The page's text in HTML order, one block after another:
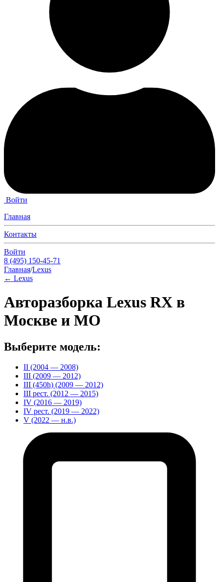
Войти
Главная
Контакты
Войти
8 (495) 150-45-71
Главная/Lexus
← Lexus
Авторазборка Lexus RX в
Москве и МО
Выберите модель:
II (2004 — 2008)
III (2009 — 2012)
III (450h) (2009 — 2012)
III рест. (2012 — 2015)
IV (2016 — 2019)
IV рест. (2019 — 2022)
V (2022 — н.в.)